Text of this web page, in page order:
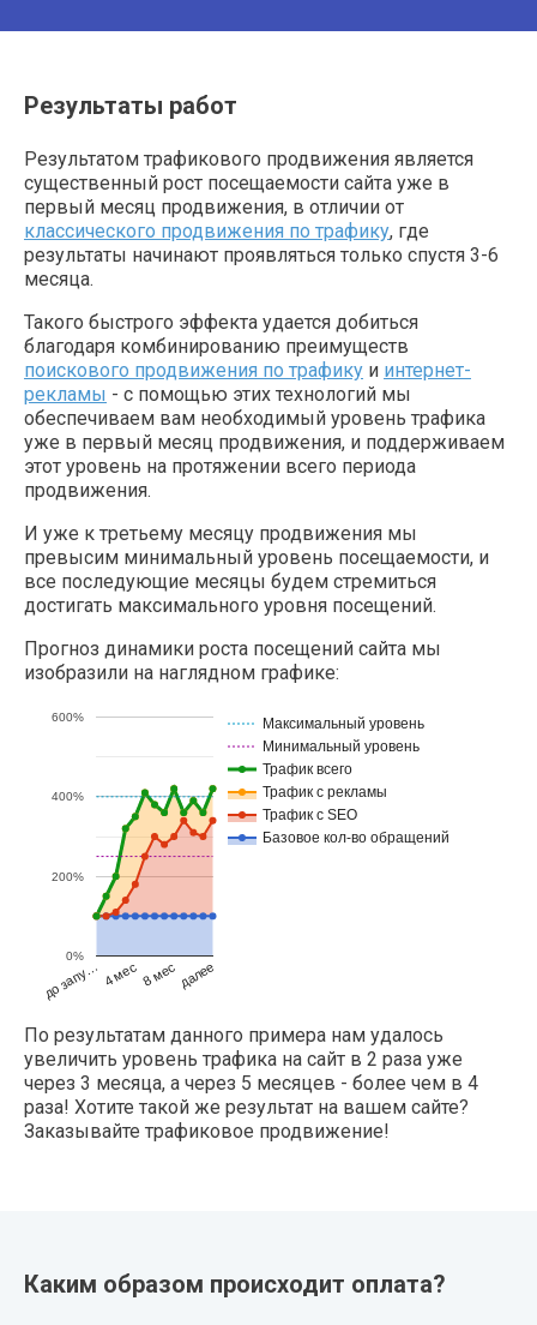
Результаты работ
Результатом трафикового продвижения является
существенный рост посещаемости сайта уже в
первый месяц продвижения, в отличии от
классического продвижения по трафику, где
результаты начинают проявляться только спустя 3-6
месяца.
Такого быстрого эффекта удается добиться
благодаря комбинированию преимуществ
поискового продвижения по трафику и интернет-
рекламы - с помощью этих технологий мы
обеспечиваем вам необходимый уровень трафика
уже в первый месяц продвижения, и поддерживаем
этот уровень на протяжении всего периода
продвижения.
И уже к третьему месяцу продвижения мы
превысим минимальный уровень посещаемости, и
все последующие месяцы будем стремиться
достигать максимального уровня посещений.
Прогноз динамики роста посещений сайта мы
изобразили на наглядном графике:
Максимальный уровень
Минимальный уровень
Трафик всего
Трафик с рекламы
Трафик с SEO
Базовое кол-во обращений
до запу… 4 мес 8 мес далее
0%
200%
400%
600%
По результатам данного примера нам удалось
увеличить уровень трафика на сайт в 2 раза уже
через 3 месяца, а через 5 месяцев - более чем в 4
раза! Хотите такой же результат на вашем сайте?
Заказывайте трафиковое продвижение!
Каким образом происходит оплата?